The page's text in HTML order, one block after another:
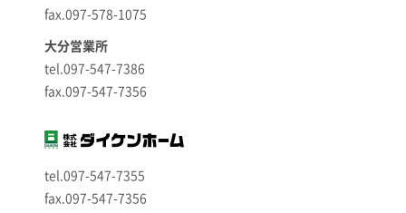
fax.097-578-1075
大分営業所
tel.097-547-7386
fax.097-547-7356
tel.097-547-7355
fax.097-547-7356